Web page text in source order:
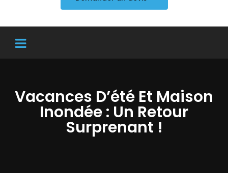
Vacances D’été Et Maison
Inondée : Un Retour
Surprenant !